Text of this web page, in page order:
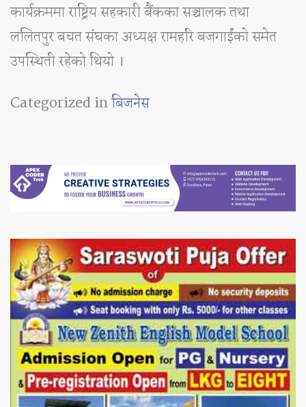
कार्यक्रममा राष्ट्रिय सहकारी बैंकका सञ्चालक तथा
ललितपुर बचत संघका अध्यक्ष रामहरि बजगाईंको समेत
उपस्थिती रहेको थियो ।
Categorized inबिजनेस